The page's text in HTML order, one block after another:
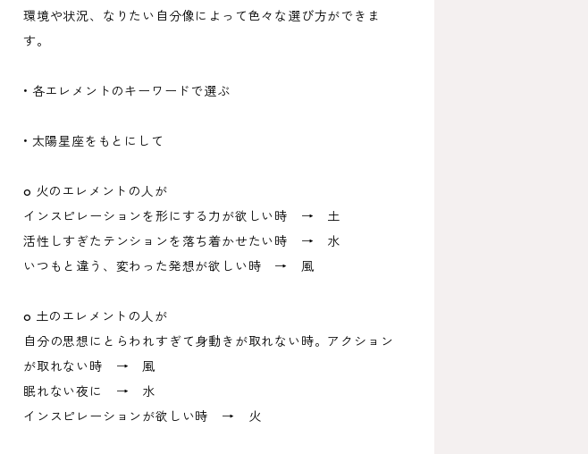
環境や状況、なりたい自分像によって色々な選び方ができま
す。
• 各エレメントのキーワードで選ぶ
• 太陽星座をもとにして
o 火のエレメントの人が
インスピレーションを形にする力が欲しい時 → 土
活性しすぎたテンションを落ち着かせたい時 → 水
いつもと違う、変わった発想が欲しい時 → 風
o 土のエレメントの人が
自分の思想にとらわれすぎて身動きが取れない時。アクション
が取れない時 → 風
眠れない夜に → 水
インスピレーションが欲しい時 → 火